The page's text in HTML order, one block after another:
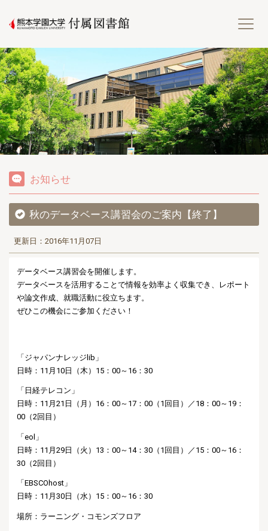
熊
お知らせ
秋のデータベース講習会のご案内【終了】
更新日：2016年11月07日
データベース講習会を開催します。
データベースを活用することで情報を効率よく収集でき、レポート
や論文作成、就職活動に役立ちます。
ぜひこの機会にご参加ください！
「ジャパンナレッジlib」
日時：11月10日（木）15：00～16：30
「日経テレコン」
日時：11月21日（月）16：00～17：00（1回目）／18：00～19：
00（2回目）
「eol」
日時：11月29日（火）13：00～14：30（1回目）／15：00～16：
30（2回目）
「EBSCOhost」
日時：11月30日（水）15：00～16：30
場所：ラーニング・コモンズフロア